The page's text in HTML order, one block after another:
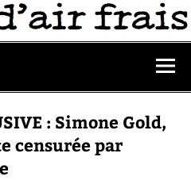
: Simone Gold,
censurée par